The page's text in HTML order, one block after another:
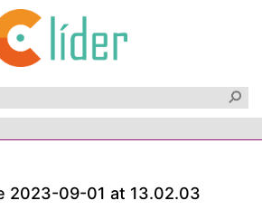
2023-09-01 at 13.02.03